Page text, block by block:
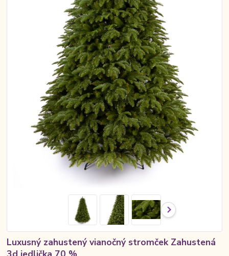
Luxusný zahustený vianočný stromček Zahustená